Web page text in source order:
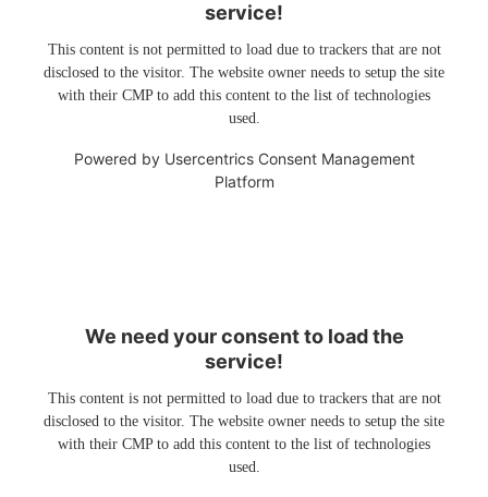
service!
This content is not permitted to load due to trackers that are not
disclosed to the visitor. The website owner needs to setup the site
with their CMP to add this content to the list of technologies
used.
Powered by Usercentrics Consent Management
Platform
We need your consent to load the
service!
This content is not permitted to load due to trackers that are not
disclosed to the visitor. The website owner needs to setup the site
with their CMP to add this content to the list of technologies
used.